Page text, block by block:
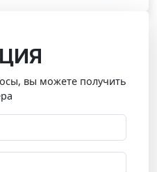
вы можете получить